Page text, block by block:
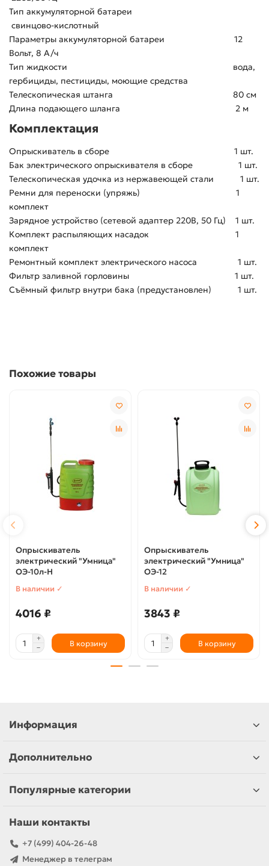
Тип аккумуляторной батареи
свинцово-кислотный
Параметры аккумуляторной батареи 12
Вольт, 8 А/ч
Тип жидкости вода,
гербициды, пестициды, моющие средства
Телескопическая штанга 80 см
Длина подающего шланга 2 м
Комплектация
Опрыскиватель в сборе 1 шт.
Бак электрического опрыскивателя в сборе 1 шт.
Телескопическая удочка из нержавеющей стали 1 шт.
Ремни для переноски (упряжь) 1
комплект
Зарядное устройство (сетевой адаптер 220В, 50 Гц) 1 шт.
Комплект распыляющих насадок 1
комплект
Ремонтный комплект электрического насоса 1 шт.
Фильтр заливной горловины 1 шт.
Съёмный фильтр внутри бака (предустановлен) 1 шт.
Похожие товары
Опрыскиватель
электрический "Умница"
ОЭ-10л-Н
В наличии ✓
4016 ₽
В корзину
Опрыскиватель
электрический "Умница"
ОЭ-12
В наличии ✓
3843 ₽
В корзину
Информация
Дополнительно
Популярные категории
Наши контакты
+7 (499) 404-26-48
Менеджер в телеграм